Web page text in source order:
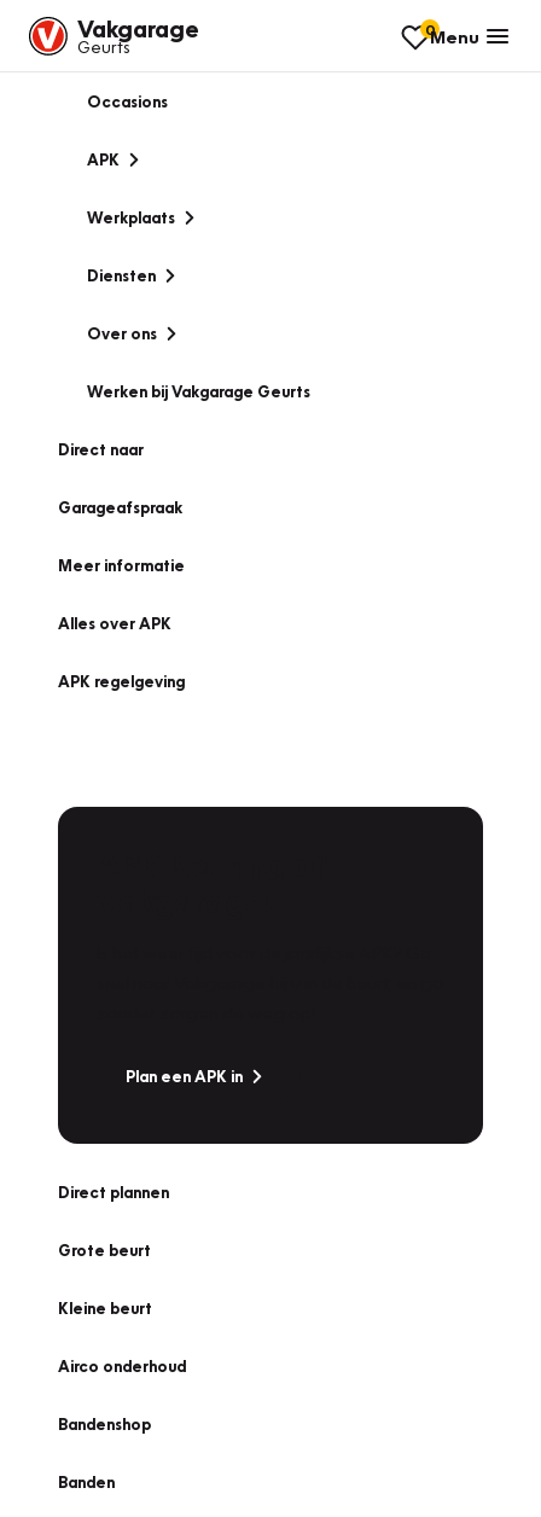
Vakgarage
Geurts
0Menu
Occasions
APK
Werkplaats
Diensten
Over ons
Werken bij Vakgarage Geurts
Direct naar
Garageafspraak
Meer informatie
Alles over APK
APK regelgeving
Plan een APK in
Direct plannen
Grote beurt
Kleine beurt
Airco onderhoud
Bandenshop
Banden